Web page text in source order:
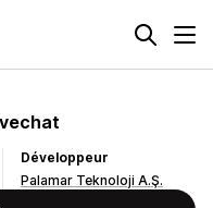
Développeur
Palamar Teknoloji A.Ş.